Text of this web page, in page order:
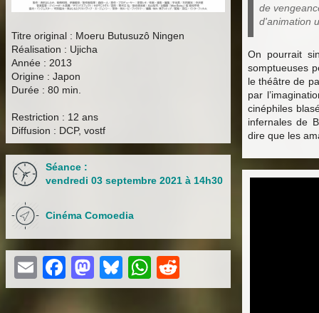
Titre original : Moeru Butusuzô Ningen
Réalisation : Ujicha
Année : 2013
Origine : Japon
Durée : 80 min.
Restriction : 12 ans
Diffusion : DCP, vostf
Séance :
vendredi 03 septembre 2021 à 14h30
Cinéma Comoedia
EmailFacebook
Mastodon
Bluesky
WhatsApp
de
d'animation
On pourrait
somptueuses
le théâtre de
par
cinéphiles
infernales de
dire que les